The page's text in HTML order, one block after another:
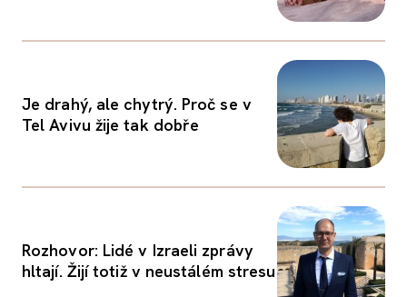
Je drahý, ale chytrý. Proč se v
Tel Avivu žije tak dobře
Rozhovor: Lidé v Izraeli zprávy
hltají. Žijí totiž v neustálém stresu